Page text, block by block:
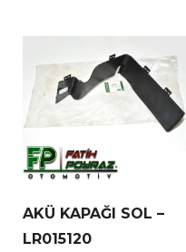
AKÜ KAPAĞI SOL –
LR015120